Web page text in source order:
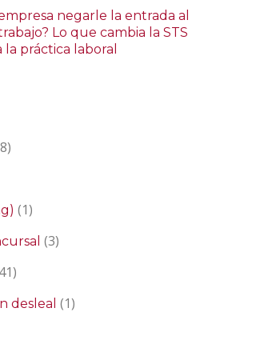
negarle la entrada al
Lo que cambia la STS
la práctica laboral
(1)
(3)
desleal (1)